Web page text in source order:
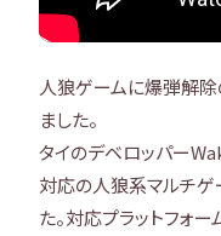
人狼ゲームに爆弾解
ました。
タイのデベロッパー
対応の人狼系マルチゲ
た。対応プラットフォ